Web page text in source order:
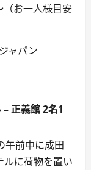
（お一人様目安
ャパン
正義館 2名1
午前中に成田
ルに荷物を置い